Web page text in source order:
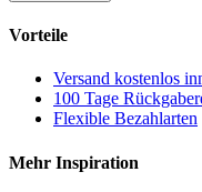
Vorteile
Versand kostenlos
100 Tage
Flexible Bezahlarten
Mehr Inspiration